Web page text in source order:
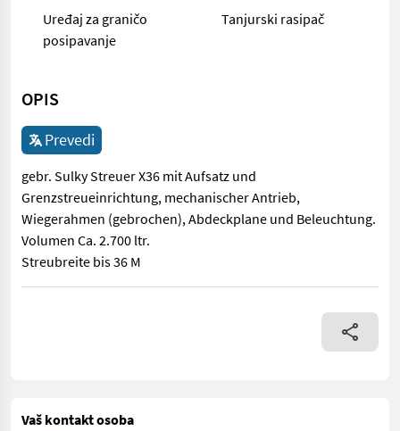
Uređaj za graničo
posipavanje
Tanjurski rasipač
OPIS
Prevedi
gebr. Sulky Streuer X36 mit Aufsatz und
Grenzstreueinrichtung, mechanischer Antrieb,
Wiegerahmen (gebrochen), Abdeckplane und Beleuchtung.
Volumen Ca. 2.700 ltr.
Streubreite bis 36 M
gebr. Sulky Streuer X36 mit Aufsatz und
Vaš kontakt osoba